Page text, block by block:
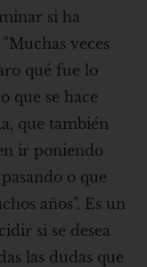
si ha
veces
qué fue lo
que se hace
que también
ir poniendo
o que
años". Es un
si se desea
las dudas que